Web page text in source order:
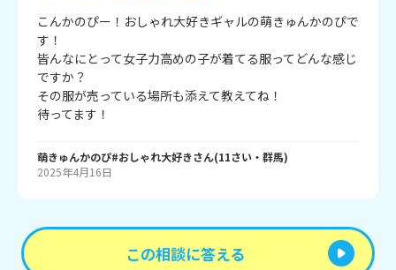
こんかのぴー！おしゃれ大好きギャルの萌きゅんかのぴで
す！
皆んなにとって女子力高めの子が着てる服ってどんな感じ
ですか？
その服が売っている場所も添えて教えてね！
待ってます！
萌きゅんかのぴ#おしゃれ大好きさん(11さい・ 群馬)
2025年4月16日
この相談に答える